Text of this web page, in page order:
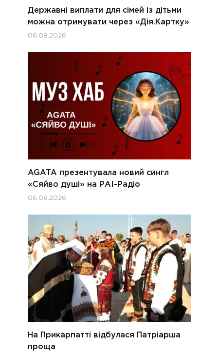
Державні виплати для сімей із дітьми
можна отримувати через «Дія.Картку»
06.08.2026
AGATA презентувала новий сингл
«Сяйво душі» на РАІ-Радіо
06.08.2026
На Прикарпатті відбулася Патріарша
проща